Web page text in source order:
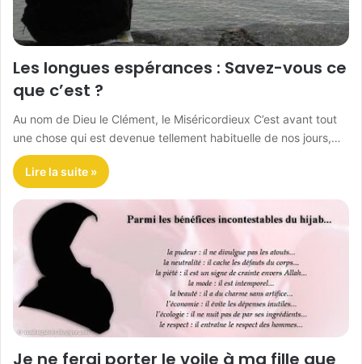
Les longues espérances : Savez-vous ce
que c’est ?
Au nom de Dieu le Clément, le Miséricordieux C’est avant tout
une chose qui est devenue tellement habituelle de nos jours,…
Lire la suite »
Je ne ferai porter le voile à ma fille que